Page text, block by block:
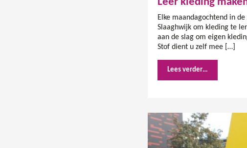
Elke maandagochtend in
Slaaghwijk om kleding te
aan de slag om eigen
Stof dient u zelf mee […]
Lees verder…